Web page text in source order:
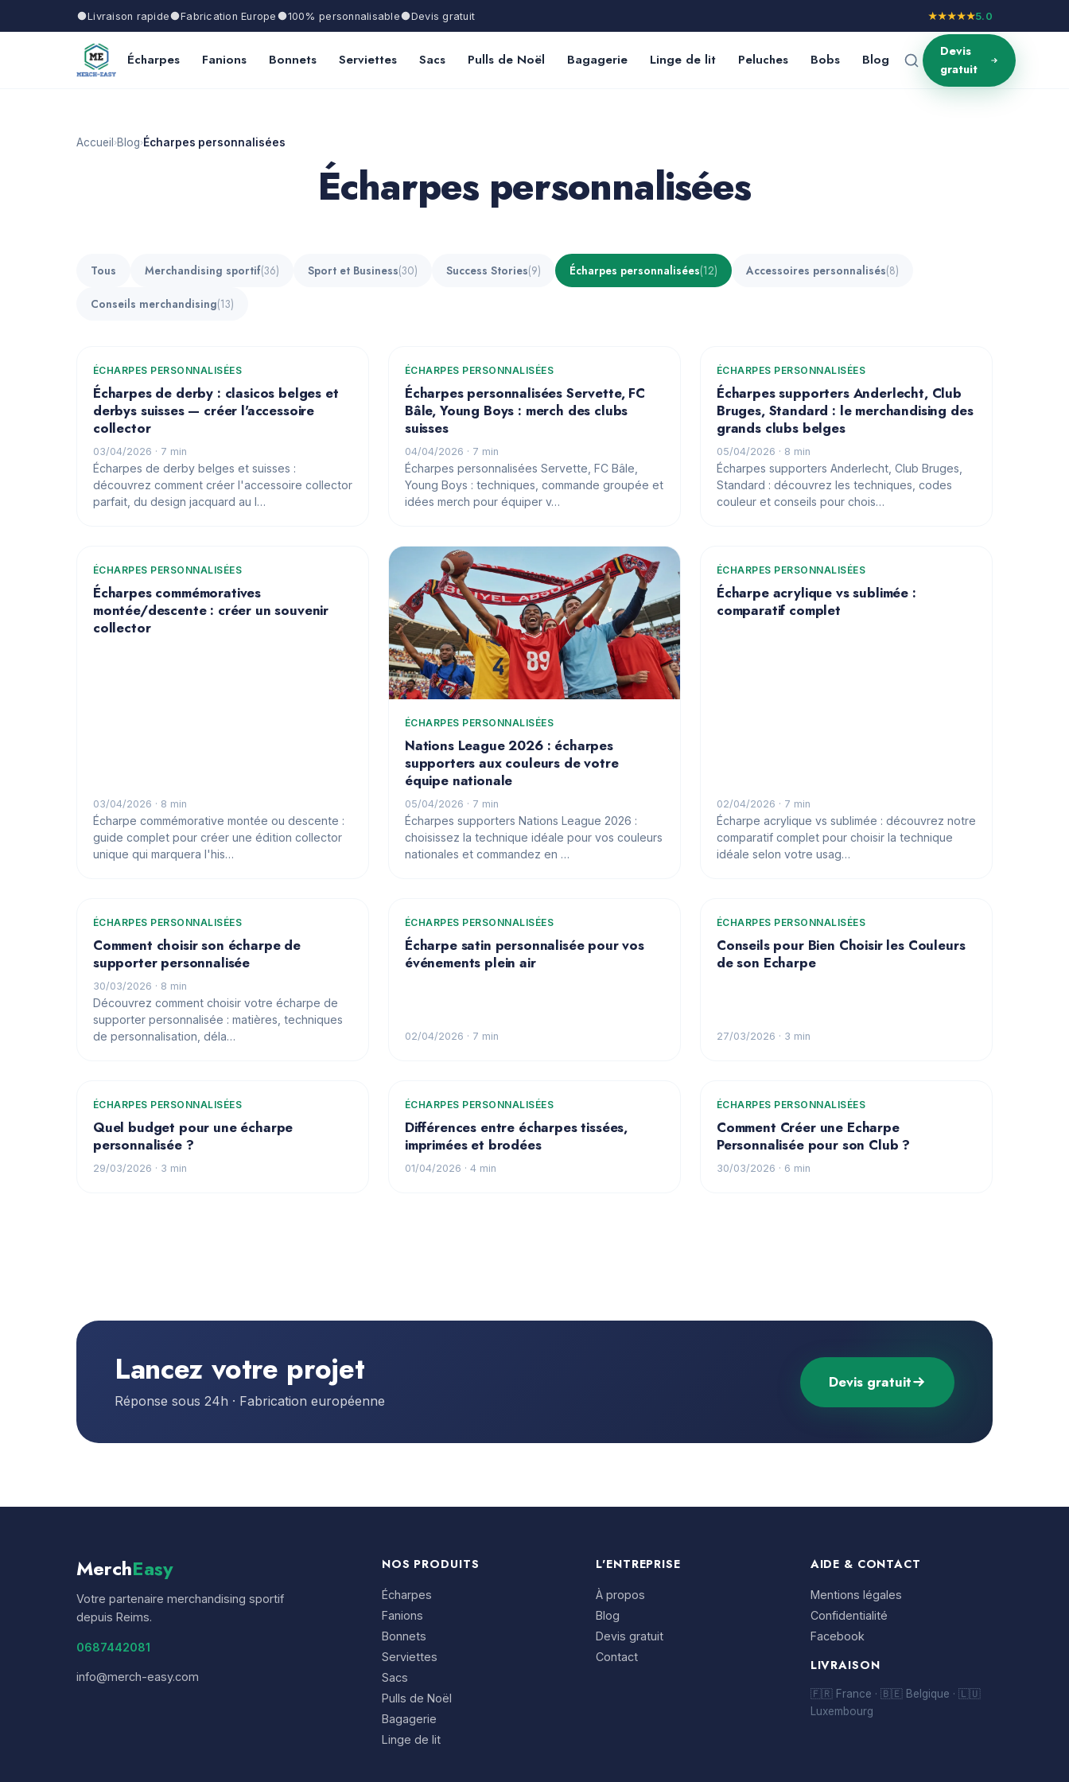
Livraison rapide Fabrication Europe 100% personnalisable Devis gratuit ★★★★★5.0
Écharpes Fanions Bonnets Serviettes Sacs Pulls de Noël Bagagerie Linge de lit Peluches Bobs Blog
Devis
gratuit
Accueil ›Blog›Écharpes personnalisées
Écharpes personnalisées
Tous Merchandising sportif(36) Sport et Business(30) Success Stories(9) Écharpes personnalisées(12) Accessoires personnalisés(8)
Conseils merchandising(13)
ÉCHARPES PERSONNALISÉES
Écharpes de derby : clasicos belges et
derbys suisses — créer l'accessoire
collector
03/04/2026 · 7 min
Écharpes de derby belges et suisses :
découvrez comment créer l'accessoire collector
parfait, du design jacquard au l…
ÉCHARPES PERSONNALISÉES
Écharpes personnalisées Servette, FC
Bâle, Young Boys : merch des clubs
suisses
04/04/2026 · 7 min
Écharpes personnalisées Servette, FC Bâle,
Young Boys : techniques, commande groupée et
idées merch pour équiper v…
ÉCHARPES PERSONNALISÉES
Écharpes supporters Anderlecht, Club
Bruges, Standard : le merchandising des
grands clubs belges
05/04/2026 · 8 min
Écharpes supporters Anderlecht, Club Bruges,
Standard : découvrez les techniques, codes
couleur et conseils pour chois…
ÉCHARPES PERSONNALISÉES
Écharpes commémoratives
montée/descente : créer un souvenir
collector
03/04/2026 · 8 min
Écharpe commémorative montée ou descente :
guide complet pour créer une édition collector
unique qui marquera l'his…
ÉCHARPES PERSONNALISÉES
Nations League 2026 : écharpes
supporters aux couleurs de votre
équipe nationale
05/04/2026 · 7 min
Écharpes supporters Nations League 2026 :
choisissez la technique idéale pour vos couleurs
nationales et commandez en …
ÉCHARPES PERSONNALISÉES
Écharpe acrylique vs sublimée :
comparatif complet
02/04/2026 · 7 min
Écharpe acrylique vs sublimée : découvrez notre
comparatif complet pour choisir la technique
idéale selon votre usag…
ÉCHARPES PERSONNALISÉES
Comment choisir son écharpe de
supporter personnalisée
30/03/2026 · 8 min
Découvrez comment choisir votre écharpe de
supporter personnalisée : matières, techniques
de personnalisation, déla…
ÉCHARPES PERSONNALISÉES
Écharpe satin personnalisée pour vos
événements plein air
02/04/2026 · 7 min
ÉCHARPES PERSONNALISÉES
Conseils pour Bien Choisir les Couleurs
de son Echarpe
27/03/2026 · 3 min
ÉCHARPES PERSONNALISÉES
Quel budget pour une écharpe
personnalisée ?
29/03/2026 · 3 min
ÉCHARPES PERSONNALISÉES
Différences entre écharpes tissées,
imprimées et brodées
01/04/2026 · 4 min
ÉCHARPES PERSONNALISÉES
Comment Créer une Echarpe
Personnalisée pour son Club ?
30/03/2026 · 6 min
Lancez votre projet
Réponse sous 24h · Fabrication européenne
Devis gratuit
MerchEasy
Votre partenaire merchandising sportif
depuis Reims.
0687442081
info@merch-easy.com
NOS PRODUITS
Écharpes
Fanions
Bonnets
Serviettes
Sacs
Pulls de Noël
Bagagerie
Linge de lit
L'ENTREPRISE
À propos
Blog
Devis gratuit
Contact
AIDE & CONTACT
Mentions légales
Confidentialité
Facebook
LIVRAISON
🇫🇷 France · 🇧🇪 Belgique · 🇱🇺
Luxembourg